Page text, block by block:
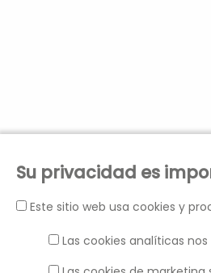
Su privacidad es
Este sitio web usa cookies y
Las cookies analíticas